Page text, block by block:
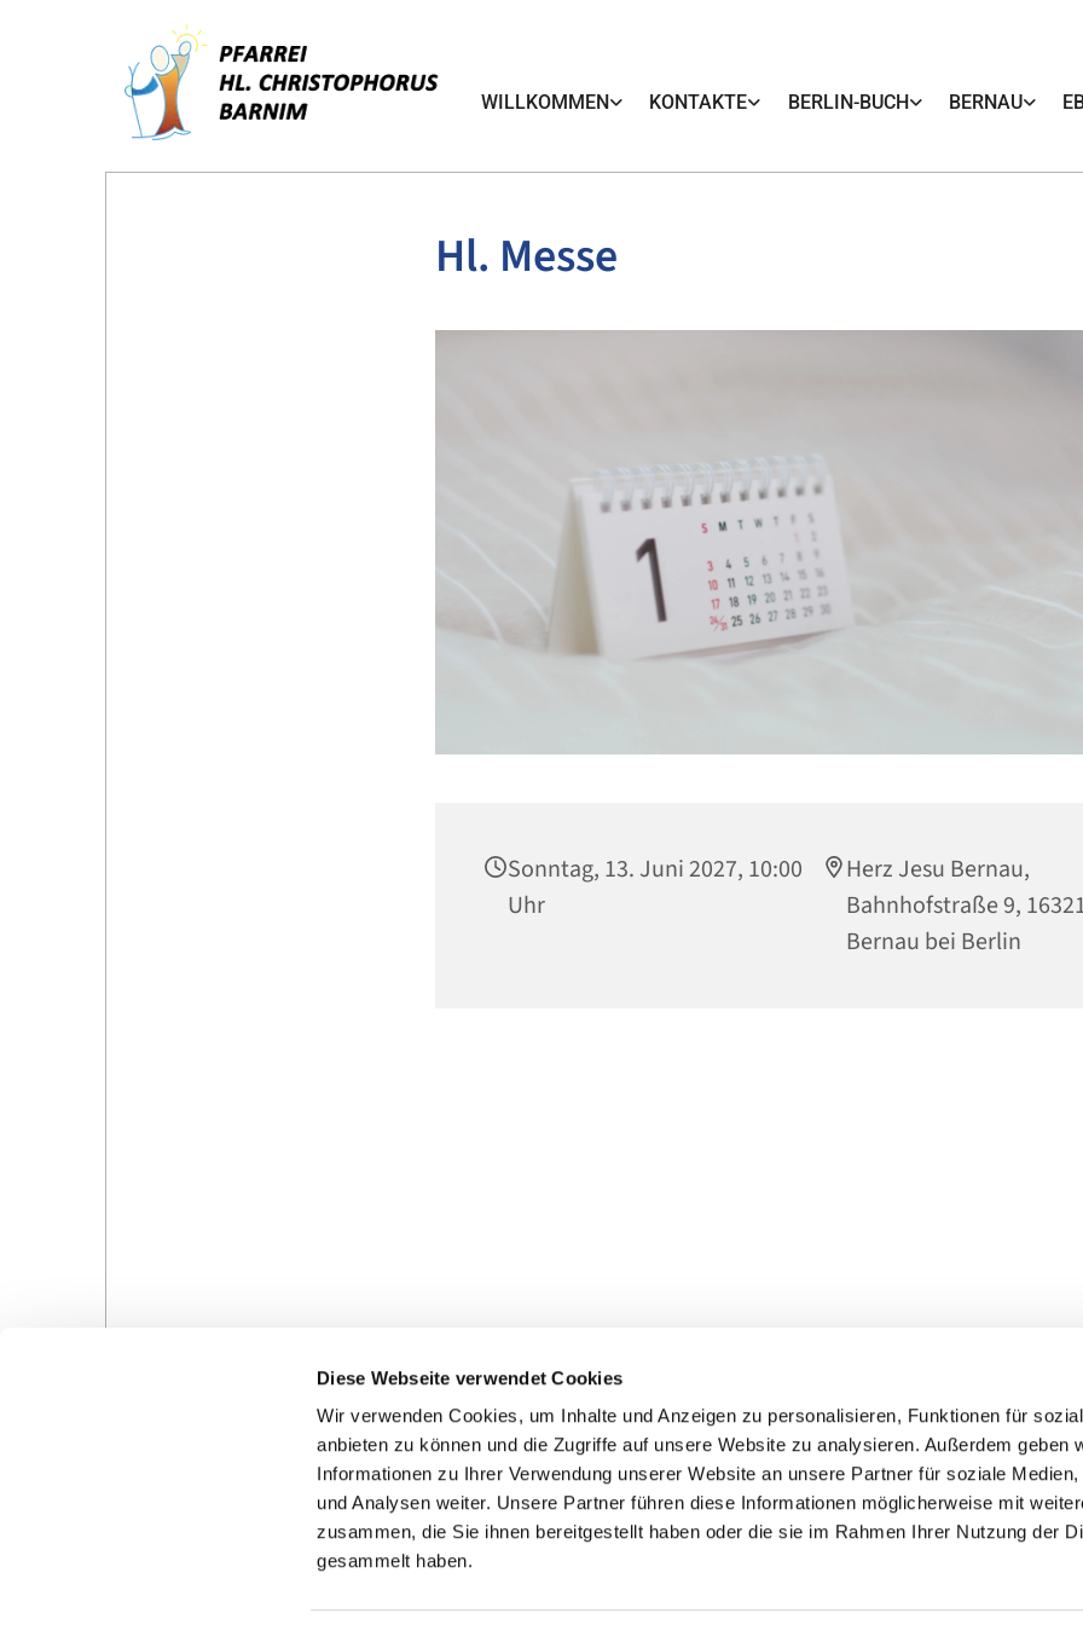
Diese Webseite verwendet Cookies
Wir verwenden Cookies, um Inhalte und Anzeigen zu personalisieren, Funktionen für
anbieten zu können und die Zugriffe auf unsere Website zu analysieren. Außerdem geben
Informationen zu Ihrer Verwendung unserer Website an unsere Partner für soziale Medien,
und Analysen weiter. Unsere Partner führen diese Informationen möglicherweise mit
zusammen, die Sie ihnen bereitgestellt haben oder die sie im Rahmen Ihrer Nutzung der
gesammelt haben.
WILLKOMMEN KONTAKTE BERLIN-BUCH BERNAU
Hl. Messe
Sonntag, 13. Juni 2027, 10:00
Uhr
Herz Jesu Bernau,
Bahnhofstraße 9,
Bernau bei Berlin
Veranstaltungen in der
Pfarrei
Kontakte
Ansprechpersonen zum Schutz vor
sexualisierter Gewalt